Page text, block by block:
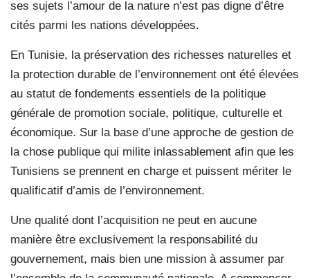
ses sujets l’amour de la nature n’est pas digne d’être
cités parmi les nations développées.
En Tunisie, la préservation des richesses naturelles et
la protection durable de l’environnement ont été élevées
au statut de fondements essentiels de la politique
générale de promotion sociale, politique, culturelle et
économique. Sur la base d’une approche de gestion de
la chose publique qui milite inlassablement afin que les
Tunisiens se prennent en charge et puissent mériter le
qualificatif d’amis de l’environnement.
Une qualité dont l’acquisition ne peut en aucune
manière être exclusivement la responsabilité du
gouvernement, mais bien une mission à assumer par